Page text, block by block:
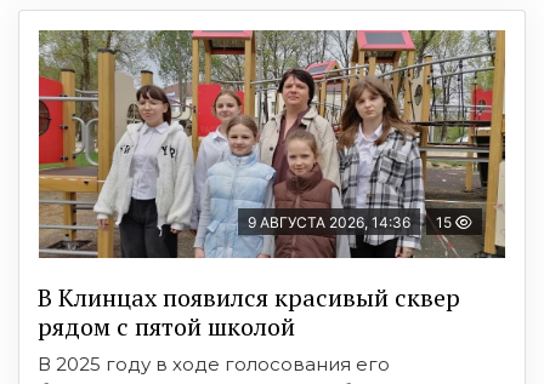
9 АВГУСТА 2026, 14:36 15
В Клинцах появился красивый сквер
рядом с пятой школой
В 2025 году в ходе голосования его